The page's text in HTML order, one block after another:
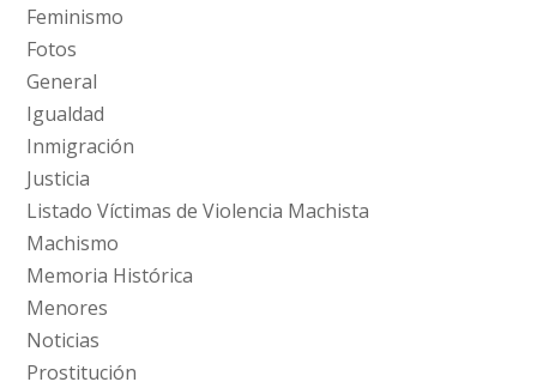
Feminismo
Fotos
General
Igualdad
Inmigración
Justicia
Listado Víctimas de Violencia Machista
Machismo
Memoria Histórica
Menores
Noticias
Prostitución